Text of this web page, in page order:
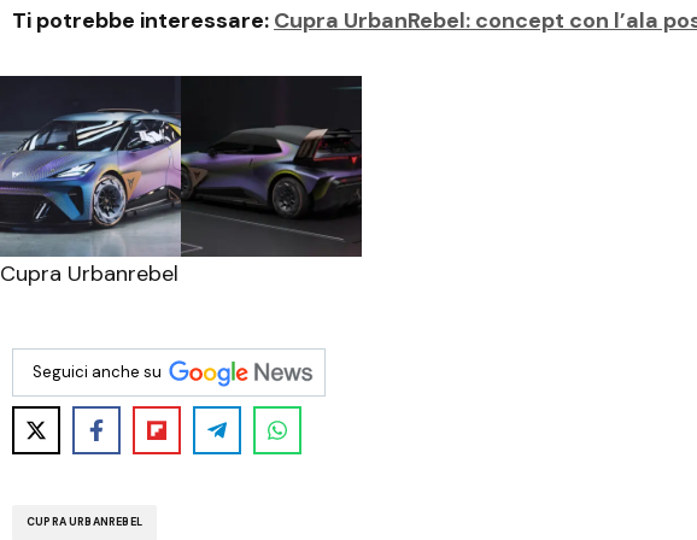
Ti potrebbe interessare: Cupra UrbanRebel: concept con l’ala
Cupra Urbanrebel
Seguici anche su
CUPRA URBANREBEL